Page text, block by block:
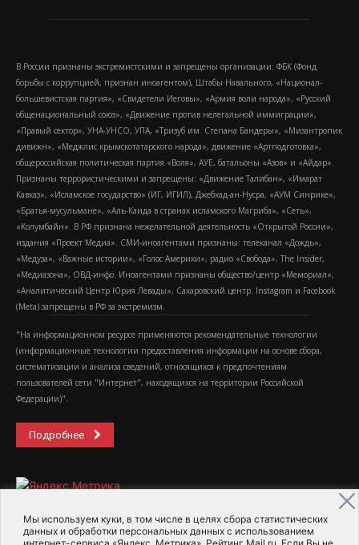
Мы используем куки, в том числе в целях сбора статистических
данных и обработки персональных данных с использованием
интернет-сервиса «Яндекс. Метрика», Рейтинг Mail.ru. Если Вы не
В России признаны экстремистскими и запрещены организации: ФБК (Фонд
борьбы с коррупцией, признан иноагентом), Штабы Навального, «Национал-
большевистская партия», «Свидетели Иеговы», «Армия воли народа», «Русский
общенациональный союз», «Движение против нелегальной иммиграции»,
«Правый сектор», УНА-УНСО, УПА, «Тризуб им. Степана Бандеры», «Мизантропик
дивижн», «Меджлис крымскотатарского народа», движение «Артподготовка»,
общероссийская политическая партия «Воля», АУЕ, батальоны «Азов» и «Айдар».
Признаны террористическими и запрещены: «Движение Талибан», «Имарат
Кавказ», «Исламское государство» (ИГ, ИГИЛ), Джебхад-ан-Нусра, «АУМ Синрике»,
«Братья-мусульмане», «Аль-Каида в странах исламского Магриба», «Сеть»,
«Колумбайн». В РФ признана нежелательной деятельность «Открытой России»,
издания «Проект Медиа». СМИ-иноагентами признаны: телеканал «Дождь»,
«Медуза», «Важные истории», «Голос Америки», радио «Свобода», The Insider,
«Медиазона», ОВД-инфо. Иноагентами признаны общество/центр «Мемориал»,
«Аналитический Центр Юрия Левады», Сахаровский центр. Instagram и Facebook
(Metа) запрещены в РФ за экстремизм.
"На информационном ресурсе применяются рекомендательные технологии
(информационные технологии предоставления информации на основе сбора,
систематизации и анализа сведений, относящихся к предпочтениям
пользователей сети "Интернет", находящихся на территории Российской
Федерации)".
Подробнее